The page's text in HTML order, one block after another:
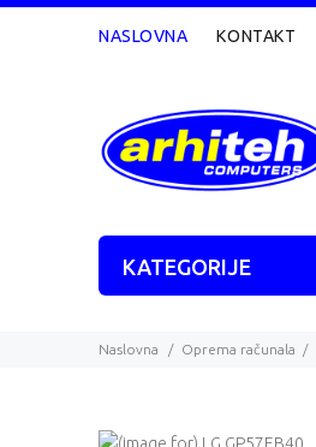
NASLOVNA KONTAKT
KATEGORIJE
Naslovna Oprema računala